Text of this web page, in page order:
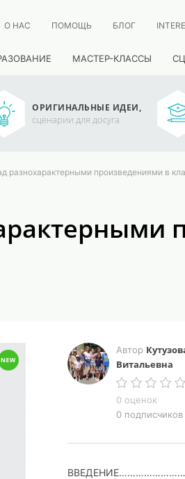
О НАС ПОМОЩЬ БЛОГ
МАСТЕР-КЛАССЫ
ОРИГИНАЛЬНЫЕ ИДЕИ,
сценарии для досуга
разнохарактерными произведениями в
Автор
Витальевна
0 оценок
0 подписчиков